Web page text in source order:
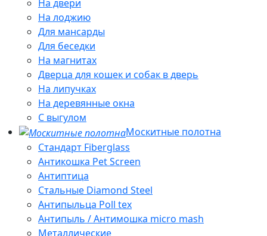
На двери
На лоджию
Для мансарды
Для беседки
На магнитах
Дверца для кошек и собак в дверь
На липучках
На деревянные окна
С выгулом
Москитные полотна
Стандарт Fiberglass
Антикошка Pet Screen
Антиптица
Стальные Diamond Steel
Антипыльца Poll tex
Антипыль / Антимошка micro mash
Металлические